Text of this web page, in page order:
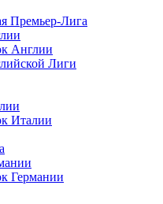
Премьер-Лига
Англии
Лиги
Италии
Германии